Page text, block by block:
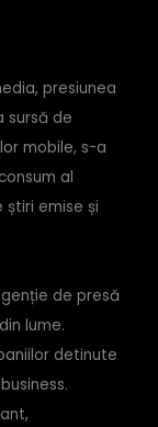
presiunea
sursă de
mobile, s-a
al
știri emise și
de presă
lume.
detinute